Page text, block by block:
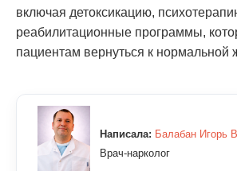
включая детоксикацию,
реабилитационные программы,
пациентам вернуться к нормальной
Написала: Балабан Игорь
Врач-нарколог